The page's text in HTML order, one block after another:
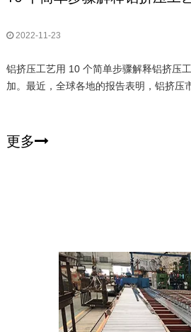
2022-11-23
铝挤压工艺用 10 个简单步骤解释铝挤压
加。最近，全球各地的报告表明，铝挤压
更多